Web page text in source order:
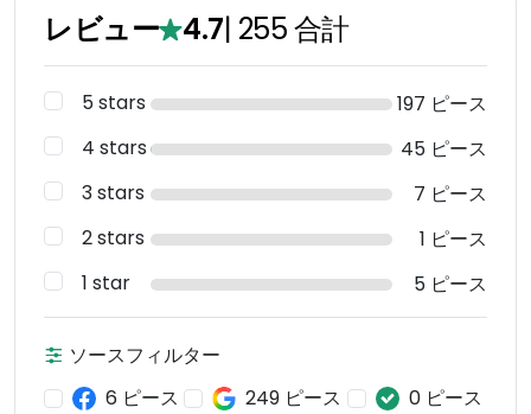
レビュー 4.7| 255合計
5 stars
197 ピース
4 stars
45 ピース
3 stars
7 ピース
2 stars
1 ピース
1 star
5 ピース
ソースフィルター
6 ピース
249 ピース 0 ピース